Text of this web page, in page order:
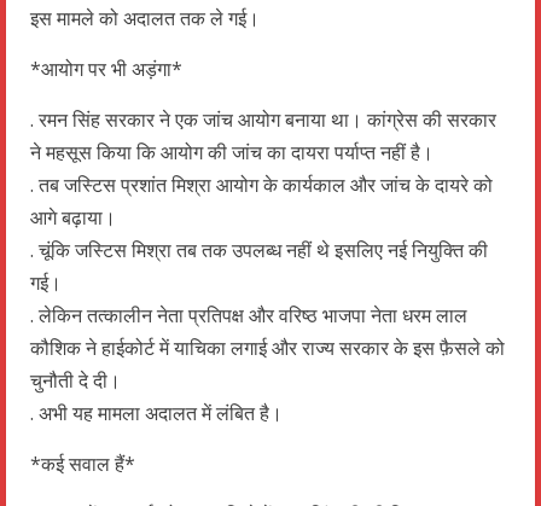
इस मामले को अदालत तक ले गई।
*आयोग पर भी अड़ंगा*
. रमन सिंह सरकार ने एक जांच आयोग बनाया था। कांग्रेस की सरकार
ने महसूस किया कि आयोग की जांच का दायरा पर्याप्त नहीं है।
. तब जस्टिस प्रशांत मिश्रा आयोग के कार्यकाल और जांच के दायरे को
आगे बढ़ाया।
. चूंकि जस्टिस मिश्रा तब तक उपलब्ध नहीं थे इसलिए नई नियुक्ति की
गई।
. लेकिन तत्कालीन नेता प्रतिपक्ष और वरिष्ठ भाजपा नेता धरम लाल
कौशिक ने हाईकोर्ट में याचिका लगाई और राज्य सरकार के इस फ़ैसले को
चुनौती दे दी।
. अभी यह मामला अदालत में लंबित है।
*कई सवाल हैं*